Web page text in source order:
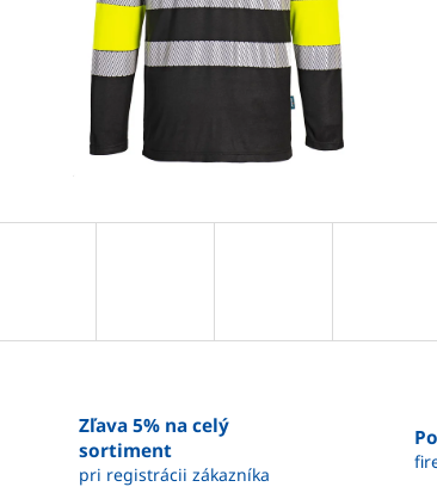
Zľava 5% na celý
sortiment
pri registrácii zákazníka